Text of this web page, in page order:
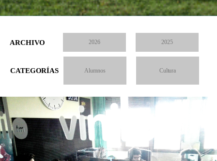
ARCHIVO 2026 2025
CATEGORÍAS Alumnos Cultura